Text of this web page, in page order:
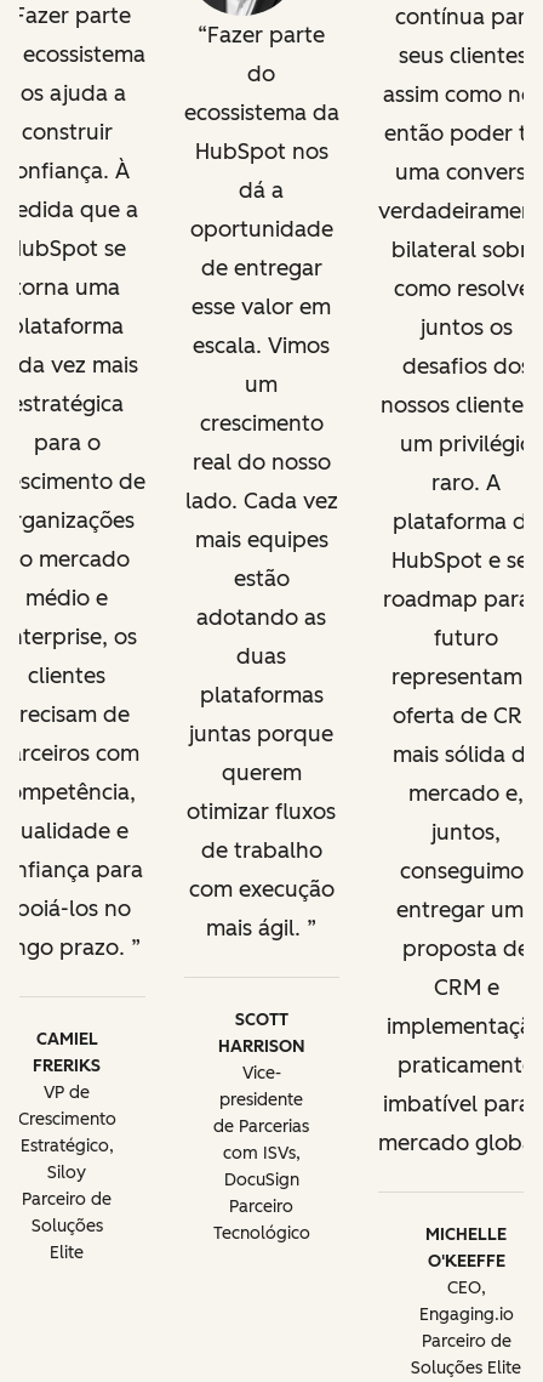
Fazer parte
ecossistema
nos ajuda a
construir
confiança. À
que a
HubSpot se
torna uma
plataforma
vez mais
estratégica
para o
de
organizações
do mercado
médio e
os
clientes
precisam de
com
qualidade e
para
apoiá-los no
prazo.
CAMIEL
FRERIKS
VP de
Crescimento
Estratégico,
Siloy
Parceiro de
Soluções
Elite
Fazer parte
do
ecossistema da
HubSpot nos
dá a
oportunidade
de entregar
esse valor em
escala. Vimos
um
crescimento
real do nosso
lado. Cada vez
mais equipes
estão
adotando as
duas
plataformas
juntas porque
querem
otimizar fluxos
de trabalho
com execução
mais ágil.
SCOTT
HARRISON
Vice-
presidente
de Parcerias
com ISVs,
DocuSign
Parceiro
Tecnológico
contínua para
seus clientes,
assim como
então poder
uma conversa
bilateral sobre
como resolver
juntos os
desafios dos
nossos clientes
um privilégio
raro. A
plataforma da
HubSpot e seu
roadmap para
futuro
representam a
oferta de CRM
mais sólida do
mercado e,
juntos,
conseguimos
entregar uma
proposta de
CRM e
praticamente
imbatível para
mercado global.
MICHELLE
O'KEEFFE
CEO,
Engaging.io
Parceiro de
Soluções Elite